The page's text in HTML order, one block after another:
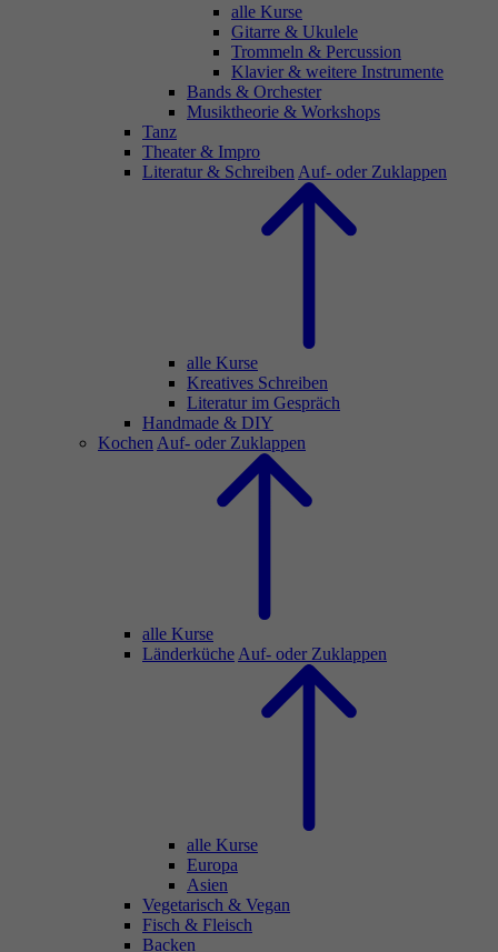
alle Kurse
Gitarre & Ukulele
Trommeln & Percussion
Klavier & weitere Instrumente
Bands & Orchester
Musiktheorie & Workshops
Tanz
Theater & Impro
Literatur & Schreiben Auf- oder Zuklappen
alle Kurse
Kreatives Schreiben
Literatur im Gespräch
Handmade & DIY
Kochen Auf- oder Zuklappen
alle Kurse
Länderküche Auf- oder Zuklappen
alle Kurse
Europa
Asien
Vegetarisch & Vegan
Fisch & Fleisch
Backen